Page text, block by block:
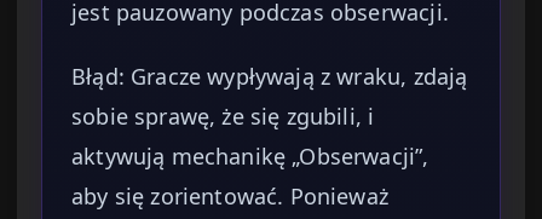
jest pauzowany podczas obserwacji.
Błąd: Gracze wypływają z wraku, zdają
sobie sprawę, że się zgubili, i
aktywują mechanikę „Obserwacji”,
aby się zorientować. Ponieważ